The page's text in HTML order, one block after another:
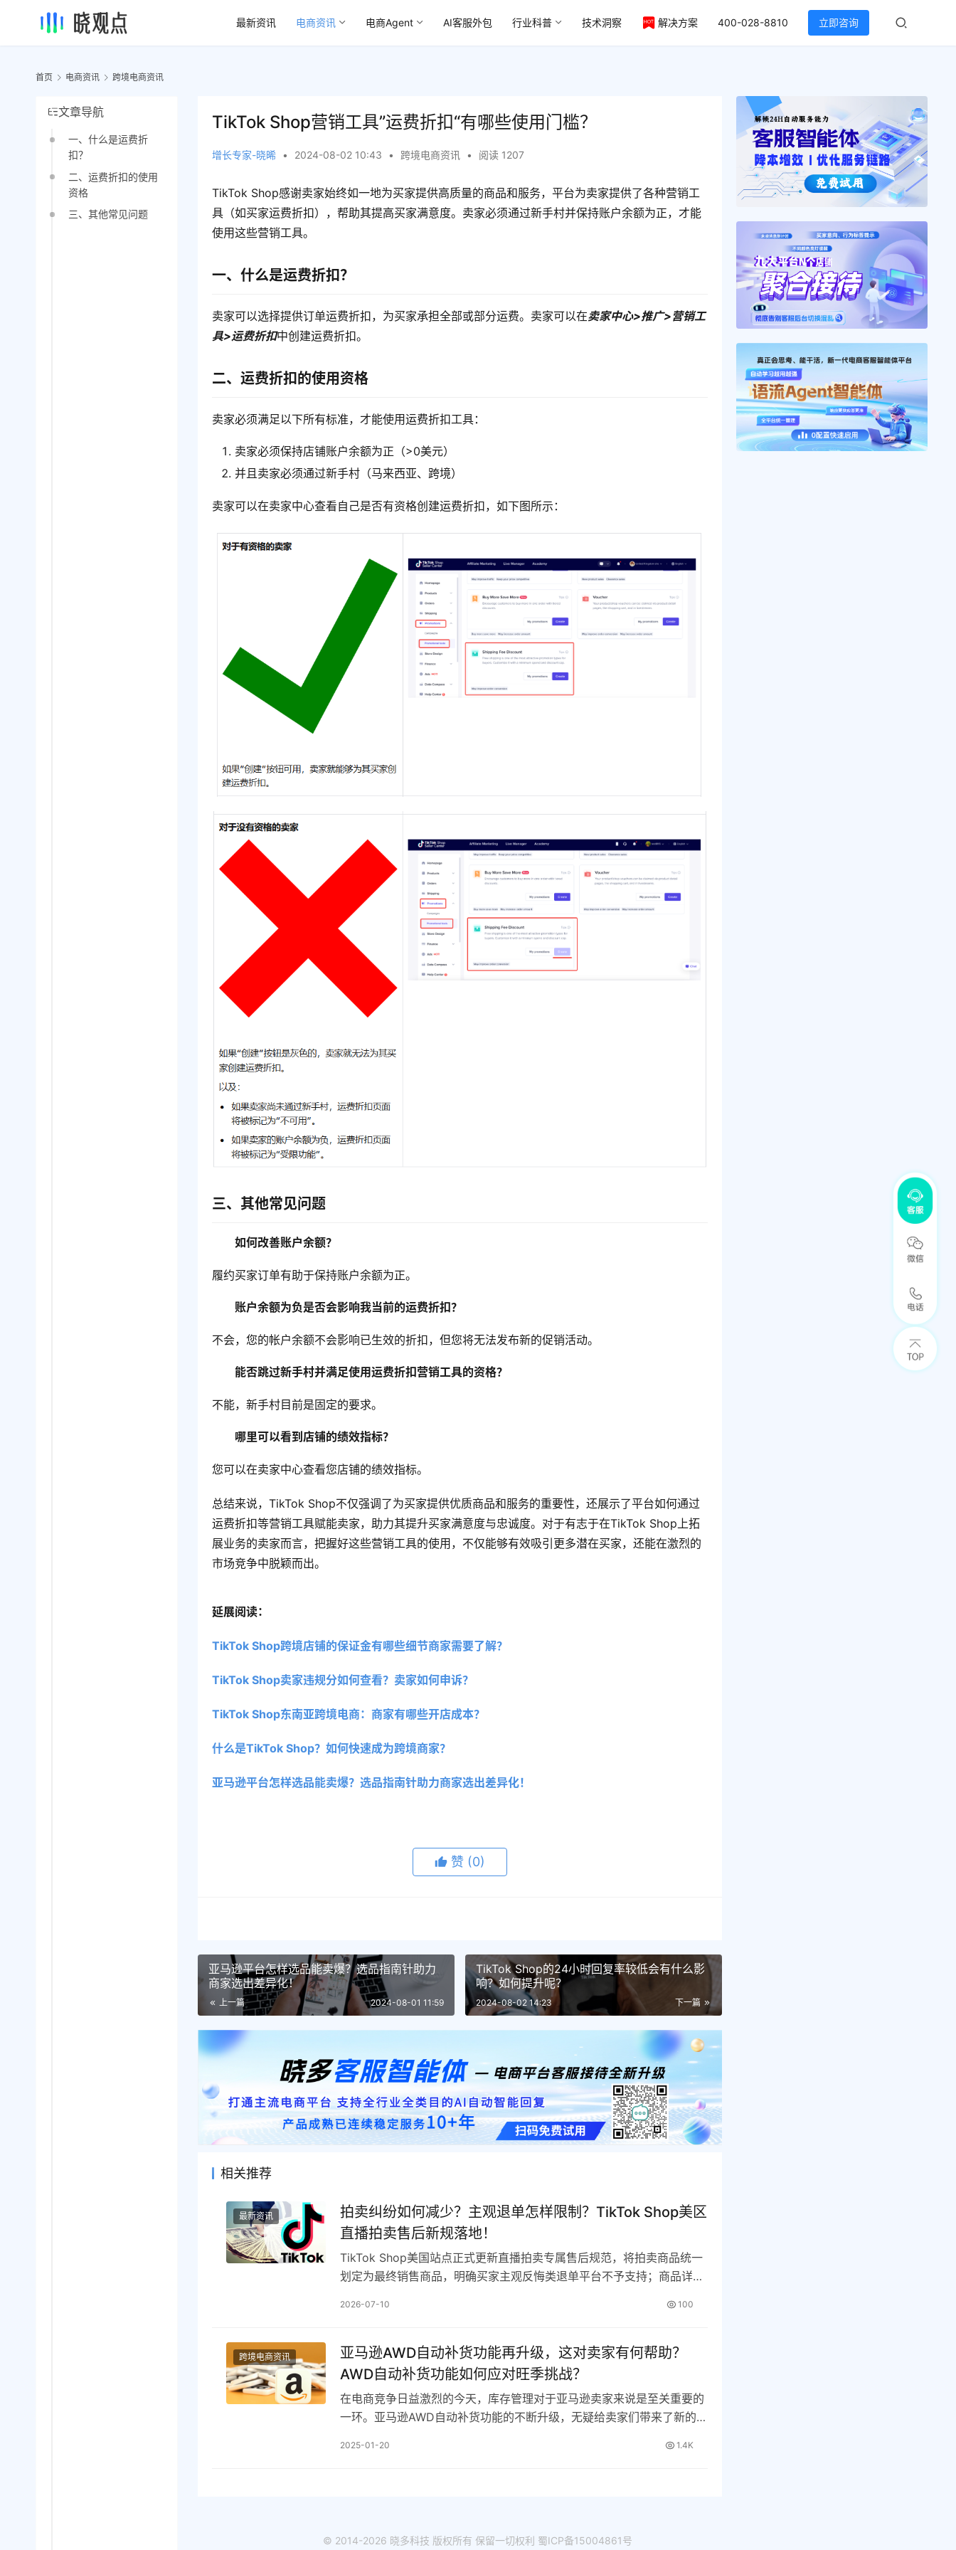
最新资讯 电商资讯 电商Agent AI客服外包 行业科普 技术洞察 解决方案 400-028-8810 立即咨询
首页 电商资讯 跨境电商资讯
文章导航
一、什么是运费折
扣？
二、运费折扣的使用
资格
三、其他常见问题
TikTok Shop营销工具”运费折扣“有哪些使用门槛？
增长专家-晓晞 • 2024-08-02 10:43 • 跨境电商资讯 • 阅读 1207
TikTok Shop感谢卖家始终如一地为买家提供高质量的商品和服务，平台为卖家提供了各种营销工
具（如买家运费折扣），帮助其提高买家满意度。卖家必须通过新手村并保持账户余额为正，才能
使用这些营销工具。
一、什么是运费折扣？
卖家可以选择提供订单运费折扣，为买家承担全部或部分运费。卖家可以在卖家中心>推广>营销工
具>运费折扣中创建运费折扣。
二、运费折扣的使用资格
卖家必须满足以下所有标准，才能使用运费折扣工具：
卖家必须保持店铺账户余额为正（>0美元）
并且卖家必须通过新手村（马来西亚、跨境）
卖家可以在卖家中心查看自己是否有资格创建运费折扣，如下图所示：
三、其他常见问题
如何改善账户余额？
履约买家订单有助于保持账户余额为正。
账户余额为负是否会影响我当前的运费折扣？
不会，您的帐户余额不会影响已生效的折扣，但您将无法发布新的促销活动。
能否跳过新手村并满足使用运费折扣营销工具的资格？
不能，新手村目前是固定的要求。
哪里可以看到店铺的绩效指标？
您可以在卖家中心查看您店铺的绩效指标。
总结来说，TikTok Shop不仅强调了为买家提供优质商品和服务的重要性，还展示了平台如何通过
运费折扣等营销工具赋能卖家，助力其提升买家满意度与忠诚度。对于有志于在TikTok Shop上拓
展业务的卖家而言，把握好这些营销工具的使用，不仅能够有效吸引更多潜在买家，还能在激烈的
市场竞争中脱颖而出。
延展阅读：
TikTok Shop跨境店铺的保证金有哪些细节商家需要了解？
TikTok Shop卖家违规分如何查看？卖家如何申诉？
TikTok Shop东南亚跨境电商：商家有哪些开店成本？
什么是TikTok Shop？如何快速成为跨境商家？
亚马逊平台怎样选品能卖爆？选品指南针助力商家选出差异化！
赞 (0)
亚马逊平台怎样选品能卖爆？选品指南针助力
商家选出差异化！
上一篇 2024-08-01 11:59
TikTok Shop的24小时回复率较低会有什么影
响？如何提升呢？
下一篇
2024-08-02 14:23
相关推荐
最新资讯
拍卖纠纷如何减少？主观退单怎样限制？TikTok Shop美区
直播拍卖售后新规落地！
TikTok Shop美国站点正式更新直播拍卖专属售后规范，将拍卖商品统一
划定为最终销售商品，明确买家主观反悔类退单平台不予支持；商品详情
2026-07-10 100
跨境电商资讯
亚马逊AWD自动补货功能再升级，这对卖家有何帮助？
AWD自动补货功能如何应对旺季挑战？
在电商竞争日益激烈的今天，库存管理对于亚马逊卖家来说是至关重要的
一环。亚马逊AWD自动补货功能的不断升级，无疑给卖家们带来了新的机
2025-01-20 1.4K
© 2014-2026 晓多科技 版权所有 保留一切权利 蜀ICP备15004861号